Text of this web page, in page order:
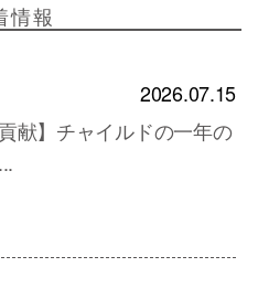
情報
2026.07.15
貢献】チャイルドの一年の